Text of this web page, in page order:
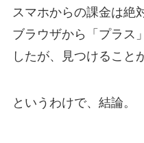
スマホからの課金は絶
ブラウザから「プラス
したが、見つけること
というわけで、結論。